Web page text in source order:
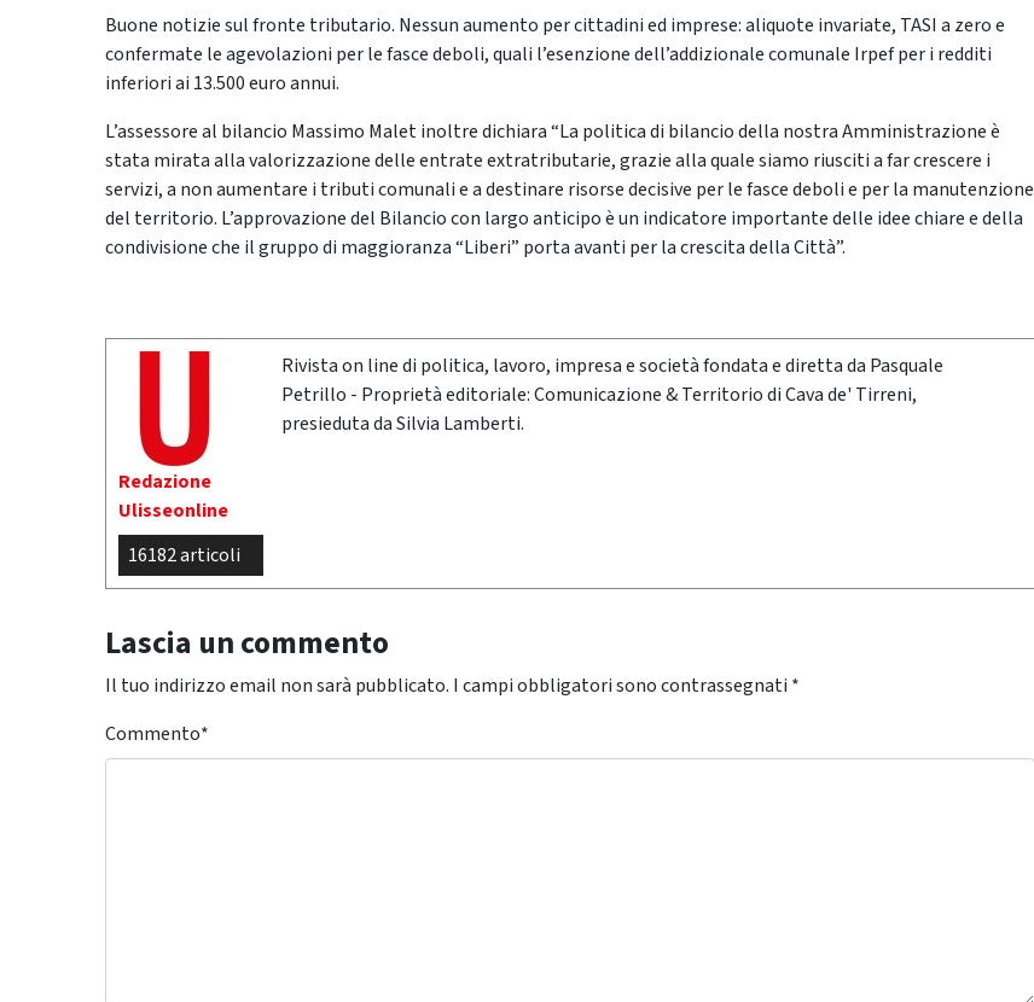
Buone notizie sul fronte tributario. Nessun aumento per cittadini ed imprese: aliquote invariate, TASI a zero e
confermate le agevolazioni per le fasce deboli, quali l’esenzione dell’addizionale comunale Irpef per i redditi
inferiori ai 13.500 euro annui.
L’assessore al bilancio Massimo Malet inoltre dichiara “La politica di bilancio della nostra Amministrazione è
stata mirata alla valorizzazione delle entrate extratributarie, grazie alla quale siamo riusciti a far crescere i
servizi, a non aumentare i tributi comunali e a destinare risorse decisive per le fasce deboli e per la manutenzione
del territorio. L’approvazione del Bilancio con largo anticipo è un indicatore importante delle idee chiare e della
condivisione che il gruppo di maggioranza “Liberi” porta avanti per la crescita della Città”.
Redazione
Ulisseonline
16182 articoli
Rivista on line di politica, lavoro, impresa e società fondata e diretta da Pasquale
Petrillo - Proprietà editoriale: Comunicazione & Territorio di Cava de' Tirreni,
presieduta da Silvia Lamberti.
Lascia un commento
Il tuo indirizzo email non sarà pubblicato. I campi obbligatori sono contrassegnati *
Commento*